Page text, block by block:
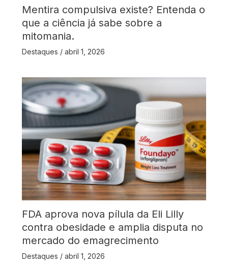
Mentira compulsiva existe? Entenda o
que a ciência já sabe sobre a
mitomania.
Destaques / abril 1, 2026
FDA aprova nova pílula da Eli Lilly
contra obesidade e amplia disputa no
mercado do emagrecimento
Destaques / abril 1, 2026